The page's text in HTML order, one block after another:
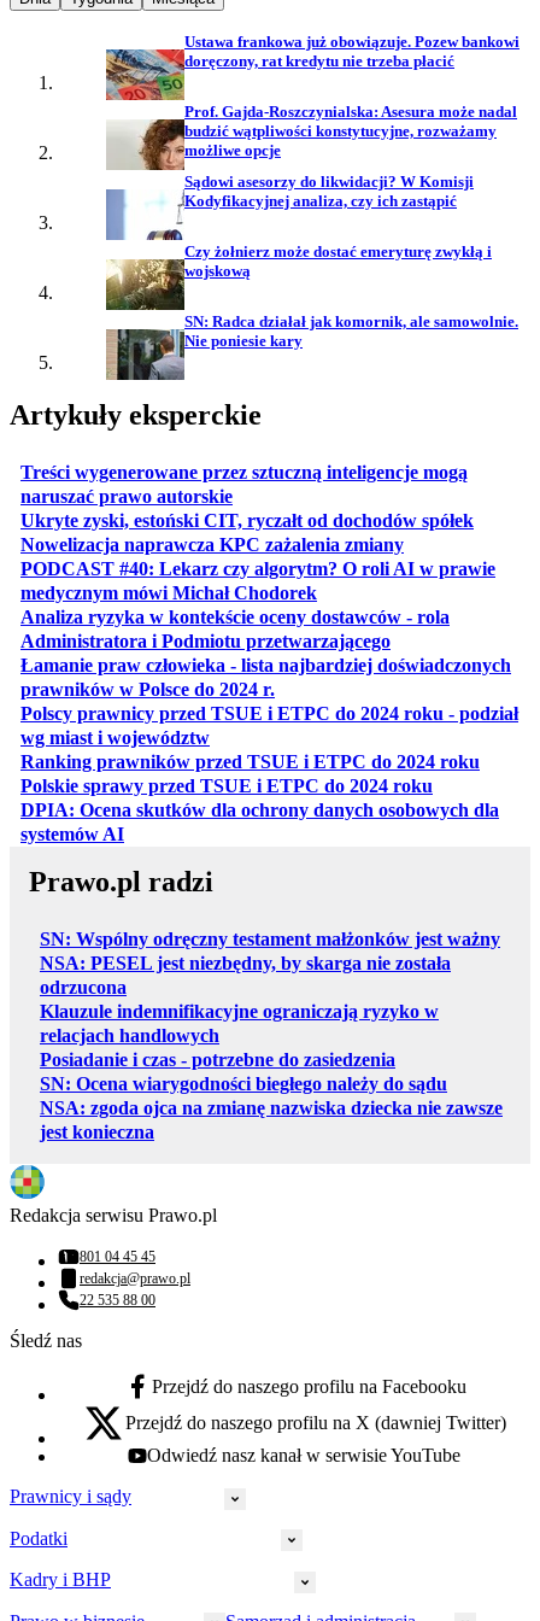
Ustawa frankowa już obowiązuje. Pozew bankowi
doręczony, rat kredytu nie trzeba płacić
Prof. Gajda-Roszczynialska: Asesura może nadal
budzić wątpliwości konstytucyjne, rozważamy
możliwe opcje
Sądowi asesorzy do likwidacji? W Komisji
Kodyfikacyjnej analiza, czy ich zastąpić
Czy żołnierz może dostać emeryturę zwykłą i
wojskową
SN: Radca działał jak komornik, ale samowolnie.
Nie poniesie kary
Artykuły eksperckie
Treści wygenerowane przez sztuczną inteligencje mogą
naruszać prawo autorskieotwiera się w nowej karcie
Ukryte zyski, estoński CIT, ryczałt od dochodów spółekotwiera
Nowelizacja naprawcza KPC zażalenia zmianyotwiera się w
PODCAST #40: Lekarz czy algorytm? O roli AI w prawie
medycznym mówi Michał Chodorekotwiera się w nowej karcie
Analiza ryzyka w kontekście oceny dostawców - rola
Administratora i Podmiotu przetwarzającegootwiera się w
Łamanie praw człowieka - lista najbardziej doświadczonych
prawników w Polsce do 2024 r.
Polscy prawnicy przed TSUE i ETPC do 2024 roku - podział
wg miast i województwotwiera się w nowej karcie
Ranking prawników przed TSUE i ETPC do 2024 roku
Polskie sprawy przed TSUE i ETPC do 2024 roku
DPIA: Ocena skutków dla ochrony danych osobowych dla
systemów AIotwiera się w nowej karcie
Prawo.pl radzi
SN: Wspólny odręczny testament małżonków jest ważny
NSA: PESEL jest niezbędny, by skarga nie została
odrzucona
Klauzule indemnifikacyjne ograniczają ryzyko w
relacjach handlowych
Posiadanie i czas - potrzebne do zasiedzenia
SN: Ocena wiarygodności biegłego należy do sądu
NSA: zgoda ojca na zmianę nazwiska dziecka nie zawsze
jest konieczna
Redakcja serwisu Prawo.pl
Numer telefonu:
801 04 45 45
Adres email:
redakcja@prawo.pl
Numer telefonu:
22 535 88 00
Śledź nas
facebook - otwiera się w nowej karcie
Przejdź do naszego profilu na Facebooku
x - otwiera się w nowej karcie
Przejdź do naszego profilu na X (dawniej Twitter)
youtube - otwiera się w nowej karcie
Odwiedź nasz kanał w serwisie YouTube
Prawnicy i sądy
Prawnicy
Podatki
Kadry i BHP